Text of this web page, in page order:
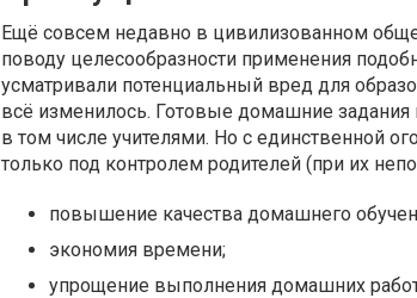
Ещё совсем недавно в цивилизованном
поводу целесообразности применения
усматривали потенциальный вред для
всё изменилось. Готовые домашние
в том числе учителями. Но с единственной
только под контролем родителей (при их
повышение качества домашнего
экономия времени;
упрощение выполнения домашних